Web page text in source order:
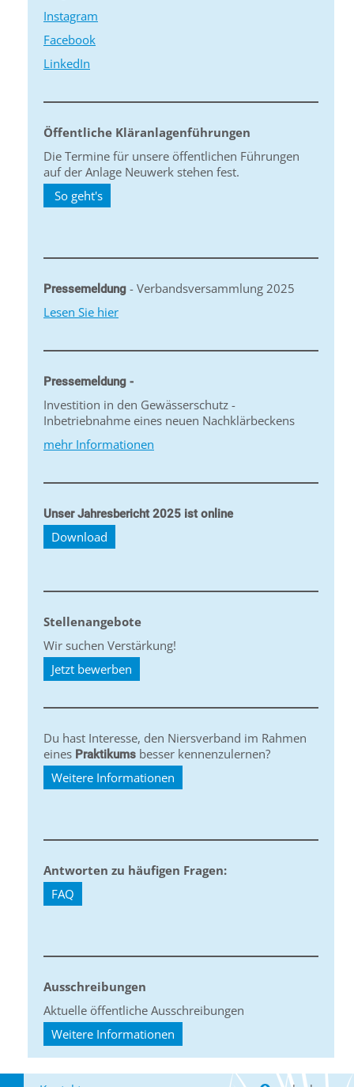
Instagram
Facebook
LinkedIn
Öffentliche Kläranlagenführungen
Die Termine für unsere öffentlichen Führungen
auf der Anlage Neuwerk stehen fest.
So geht's
Pressemeldung - Verbandsversammlung 2025
Lesen Sie hier
Pressemeldung -
Investition in den Gewässerschutz -
Inbetriebnahme eines neuen Nachklärbeckens
mehr Informationen
Unser Jahresbericht 2025 ist online
Download
Stellenangebote
Wir suchen Verstärkung!
Jetzt bewerben
Du hast Interesse, den Niersverband im Rahmen
eines Praktikums besser kennenzulernen?
Weitere Informationen
Antworten zu häufigen Fragen:
FAQ
Ausschreibungen
Aktuelle öffentliche Ausschreibungen
Weitere Informationen